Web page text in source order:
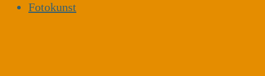
Fotokunst